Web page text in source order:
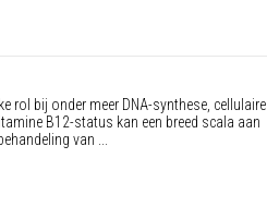
rol bij onder meer DNA-synthese, cellulaire
B12-status kan een breed scala aan
van ...